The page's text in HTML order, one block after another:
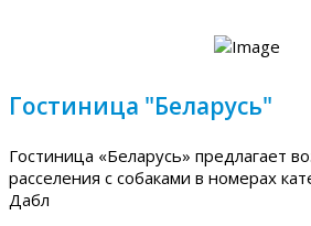
Гостиница "Беларусь"
Гостиница «Беларусь» предлагает
расселения с собаками в номерах
Дабл